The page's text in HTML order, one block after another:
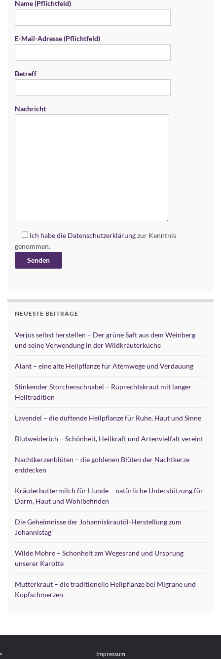
Name (Pflichtfeld)
E-Mail-Adresse (Pflichtfeld)
Betreff
Nachricht
Ich habe die Datenschutzerklärungzur Kenntnis
genommen.
NEUESTE BEITRÄGE
Verjus selbst herstellen – Der grüne Saft aus dem Weinberg
und seine Verwendung in der Wildkräuterküche
Alant – eine alte Heilpflanze für Atemwege und Verdauung
Stinkender Storchenschnabel – Ruprechtskraut mit langer
Heiltradition
Lavendel – die duftende Heilpflanze für Ruhe, Haut und Sinne
Blutweiderich – Schönheit, Heilkraft und Artenvielfalt vereint
Nachtkerzenblüten – die goldenen Blüten der Nachtkerze
entdecken
Kräuterbuttermilch für Hunde – natürliche Unterstützung für
Darm, Haut und Wohlbefinden
Die Geheimnisse der Johanniskrautöl-Herstellung zum
Johannistag
Wilde Möhre – Schönheit am Wegesrand und Ursprung
unserer Karotte
Mutterkraut – die traditionelle Heilpflanze bei Migräne und
Kopfschmerzen
Impressum